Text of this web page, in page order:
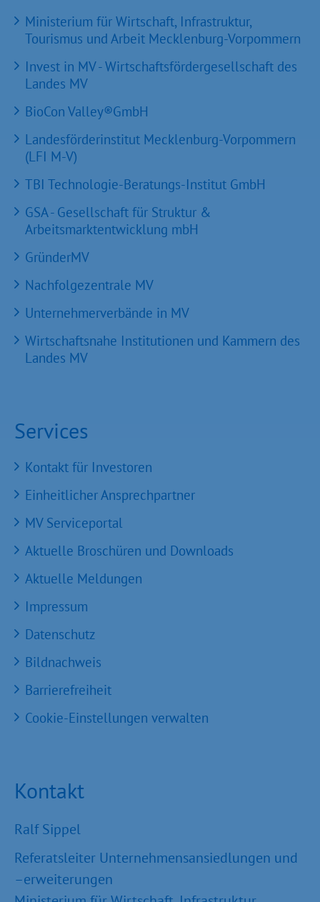
Ministerium für Wirtschaft, Infrastruktur,
Tourismus und Arbeit Mecklenburg-Vorpommern
Invest in MV - Wirtschaftsfördergesellschaft des
Landes MV
BioCon Valley®GmbH
Landesförderinstitut Mecklenburg-Vorpommern
(LFI M-V)
TBI Technologie-Beratungs-Institut GmbH
GSA - Gesellschaft für Struktur &
Arbeitsmarktentwicklung mbH
GründerMV
Nachfolgezentrale MV
Unternehmerverbände in MV
Wirtschaftsnahe Institutionen und Kammern des
Landes MV
Services
Kontakt für Investoren
Einheitlicher Ansprechpartner
MV Serviceportal
Aktuelle Broschüren und Downloads
Aktuelle Meldungen
Impressum
Datenschutz
Bildnachweis
Barrierefreiheit
Cookie-Einstellungen verwalten
Kontakt
Ralf Sippel
Referatsleiter Unternehmensansiedlungen und
–erweiterungen